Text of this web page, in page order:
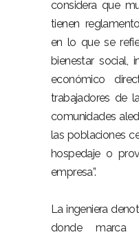
considera que
tienen
en lo que se
bienestar social,
económico
trabajadores de
comunidades
las poblaciones
hospedaje o
empresa”.
La ingeniera
donde marca